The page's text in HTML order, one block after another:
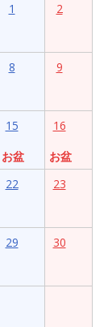
1 2
8 9
15
お盆
16
お盆
22 23
29 30